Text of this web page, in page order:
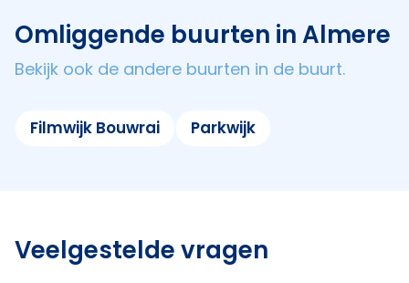
Omliggende buurten in Almere
Bekijk ook de andere buurten in de buurt.
Filmwijk Bouwrai Parkwijk
Veelgestelde vragen